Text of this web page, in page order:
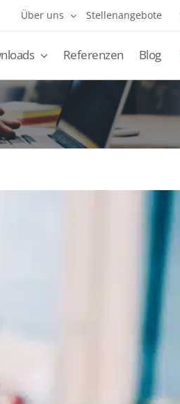
Über uns Stellenangebote
Referenzen Blog